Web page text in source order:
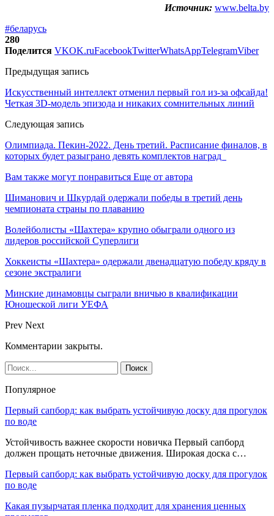
Источник: www.belta.by
#беларусь
280
Поделится VKOK.ruFacebookTwitterWhatsAppTelegramViber
Предыдущая запись
Искусственный интеллект отменил первый гол из-за офсайда!
Четкая 3D-модель эпизода и никаких сомнительных линий
Следующая запись
Олимпиада. Пекин-2022. День третий. Расписание финалов, в
которых будет разыграно девять комплектов наград
Вам также могут понравиться Еще от автора
Шиманович и Шкурдай одержали победы в третий день
чемпионата страны по плаванию
Волейболисты «Шахтера» крупно обыграли одного из
лидеров российской Суперлиги
Хоккеисты «Шахтера» одержали двенадцатую победу кряду в
сезоне экстралиги
Минские динамовцы сыграли вничью в квалификации
Юношеской лиги УЕФА
Prev Next
Комментарии закрыты.
Популярное
Первый сапборд: как выбрать устойчивую доску для прогулок
по воде
Устойчивость важнее скорости новичка Первый сапборд
должен прощать неточные движения. Широкая доска с…
Первый сапборд: как выбрать устойчивую доску для прогулок
по воде
Какая пузырчатая пленка подходит для хранения ценных